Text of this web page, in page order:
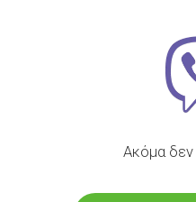
Ακόμα